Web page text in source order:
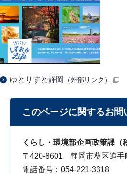
ゆとりすと静岡 （外部リンク）
このページに関するお問
くらし・環境部企画政策課（
〒420-8601 静岡市葵区追手
電話番号：054-221-3318